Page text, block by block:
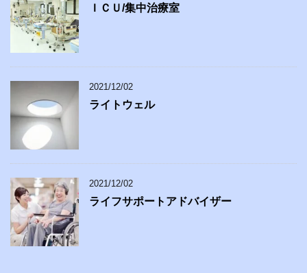
ＩＣＵ/集中治療室
2021/12/02
ライトウェル
2021/12/02
ライフサポートアドバイザー